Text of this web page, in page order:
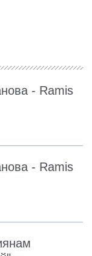
- Ramis
- Ramis